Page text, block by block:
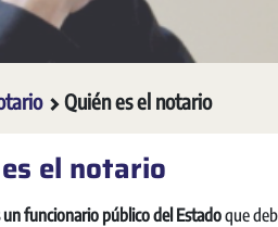
Quién es el notario
el notario
funcionario público del Estadoque